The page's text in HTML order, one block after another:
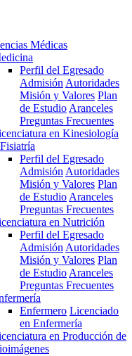
Médicas
Perfil del Egresado
AdmisiónAutoridades
Misión y Valores Plan
de EstudioAranceles
Preguntas Frecuentes
en Kinesiología
Perfil del Egresado
AdmisiónAutoridades
Misión y Valores Plan
de EstudioAranceles
Preguntas Frecuentes
en Nutrición
Perfil del Egresado
AdmisiónAutoridades
Misión y Valores Plan
de EstudioAranceles
Preguntas Frecuentes
Enfermero Licenciado
en Enfermería
en Producción de